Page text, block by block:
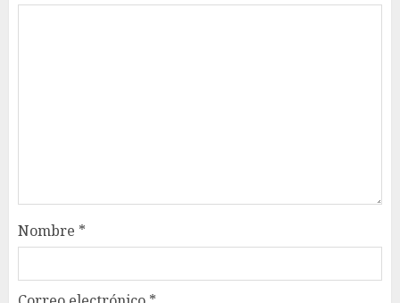
Nombre *